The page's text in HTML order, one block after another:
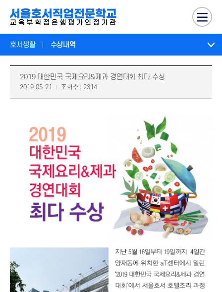
호서생활 수상내역
2019 대한민국 국제요리&제과 경연대회 최다 수상
2019-05-21 조회수 : 2314